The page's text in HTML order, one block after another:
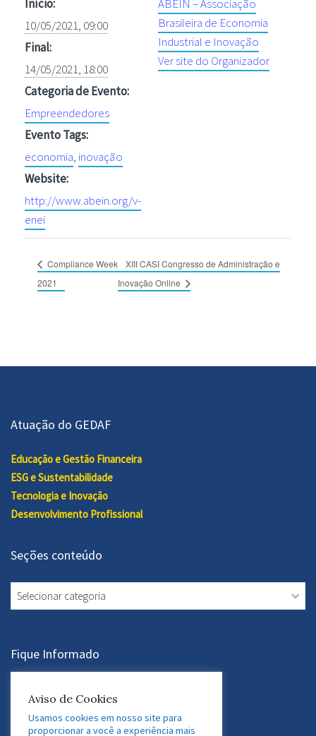
Início:
10/05/2021, 09:00
Final:
14/05/2021, 18:00
Categoria de Evento:
Empreendedores
Evento Tags:
economia, inovação
Website:
http://www.abein.org/v-
enei
ABEIN – Associação
Brasileira de Economia
Industrial e Inovação
Ver site do Organizador
Compliance Week
2021
XIII CASI Congresso de Administração e
Inovação Online
Atuação do GEDAF
Educação e Gestão Financeira
ESG e Sustentabilidade
Tecnologia e Inovação
Desenvolvimento Profissional
Seções conteúdo
Seções
conteúdo
Fique Informado
Assine a Newsletter
Aviso de Cookies
Usamos cookies em nosso site para
proporcionar a você a experiência mais